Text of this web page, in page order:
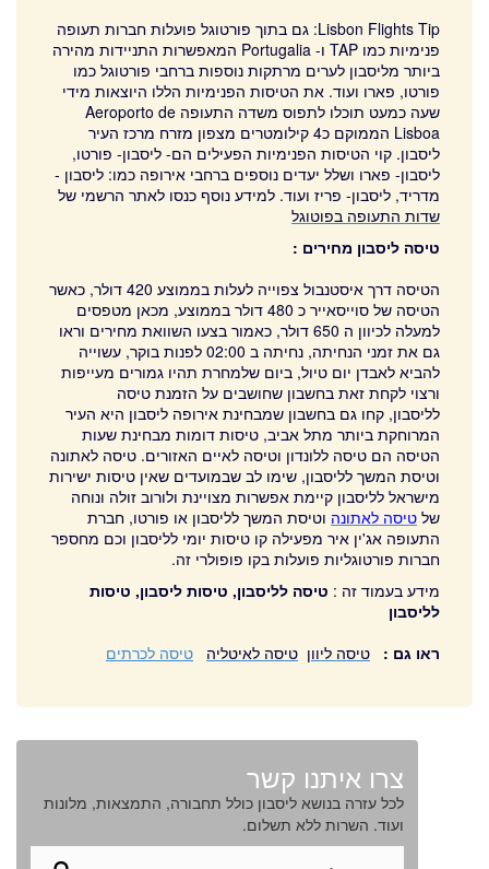
Lisbon Flights Tip: גם בתוך פורטוגל פועלות חברות תעופה
פנימיות כמו TAP ו- Portugalia המאפשרות התניידות מהירה
ביותר מליסבון לערים מרתקות נוספות ברחבי פורטוגל כמו
פורטו, פארו ועוד. את הטיסות הפנימיות הללו היוצאות מידי
שעה כמעט תוכלו לתפוס משדה התעופה Aeroporto de
Lisboa הממוקם כ4 קילומטרים מצפון מזרח מרכז העיר
ליסבון. קוי הטיסות הפנימיות הפעילים הם- ליסבון- פורטו,
ליסבון- פארו ושלל יעדים נוספים ברחבי אירופה כמו: ליסבון -
מדריד, ליסבון- פריז ועוד. למידע נוסף כנסו לאתר הרשמי של
שדות התעופה בפוטוגל
טיסה ליסבון מחירים :
הטיסה דרך איסטנבול צפוייה לעלות בממוצע 420 דולר, כאשר
הטיסה של סוייסאייר כ 480 דולר בממוצע, מכאן מטפסים
למעלה לכיוון ה 650 דולר, כאמור בצעו השוואת מחירים וראו
גם את זמני הנחיתה, נחיתה ב 02:00 לפנות בוקר, עשוייה
להביא לאבדן יום טיול, ביום שלמחרת תהיו גמורים מעייפות
ורצוי לקחת זאת בחשבון שחושבים על הזמנת טיסה
לליסבון, קחו גם בחשבון שמבחינת אירופה ליסבון היא העיר
המרוחקת ביותר מתל אביב, טיסות דומות מבחינת שעות
הטיסה הם טיסה ללונדון וטיסה לאיים האזורים. טיסה לאתונה
וטיסת המשך לליסבון, שימו לב שבמועדים שאין טיסות ישירות
מישראל לליסבון קיימת אפשרות מצויינת ולורוב זולה ונוחה
של טיסה לאתונה וטיסת המשך לליסבון או פורטו, חברת
התעופה אג'ין איר מפעילה קו טיסות יומי לליסבון וכם מחספר
חברות פורטוגליות פועלות בקו פופולרי זה.
מידע בעמוד זה : טיסה לליסבון, טיסות ליסבון, טיסות
לליסבון
ראו גם :
טיסה ליוון טיסה לאיטליה טיסה לכרתים
צרו איתנו קשר
לכל עזרה בנושא ליסבון כולל תחבורה, התמצאות, מלונות
ועוד. השרות ללא תשלום.